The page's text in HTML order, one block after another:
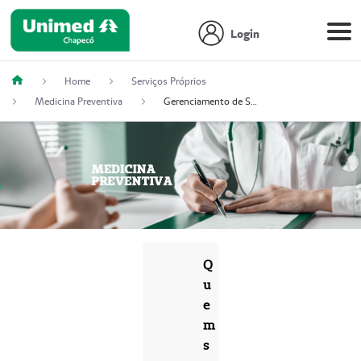
Login
Home
Serviços Próprios
Medicina Preventiva
Gerenciamento de Saúde
Q
u
e
m
s